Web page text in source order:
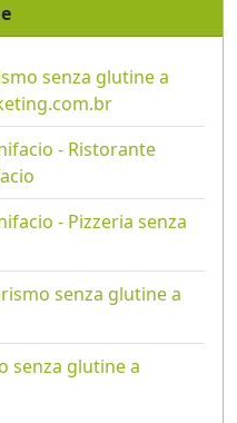
senza glutine a
- Ristorante
- Pizzeria senza
senza glutine a
senza glutine a